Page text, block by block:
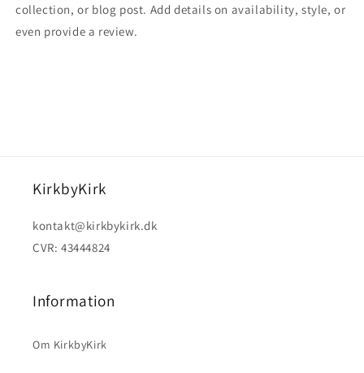
collection, or blog post. Add details on availability, style, or
even provide a review.
KirkbyKirk
kontakt@kirkbykirk.dk
CVR: 43444824
Information
Om KirkbyKirk